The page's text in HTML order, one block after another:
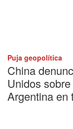
Puja geopolítica
China
Unidos
Argentina en